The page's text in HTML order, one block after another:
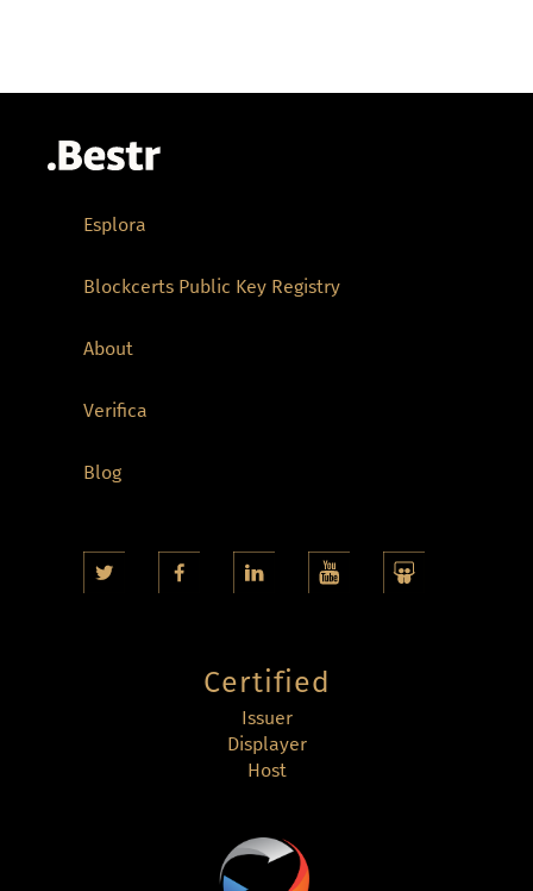
Esplora
Blockcerts Public Key Registry
About
Verifica
Blog
Certified
Issuer
Displayer
Host